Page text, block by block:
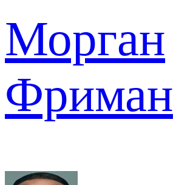
Морган
Фриман